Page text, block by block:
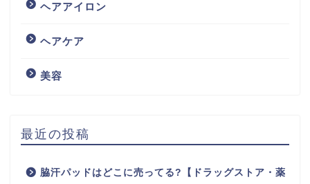
ヘアアイロン
ヘアケア
美容
最近の投稿
脇汗パッドはどこに売ってる?【ドラッグストア・薬